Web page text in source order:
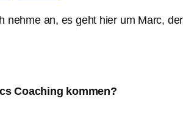
nehme an, es geht hier um Marc,
Coaching kommen?